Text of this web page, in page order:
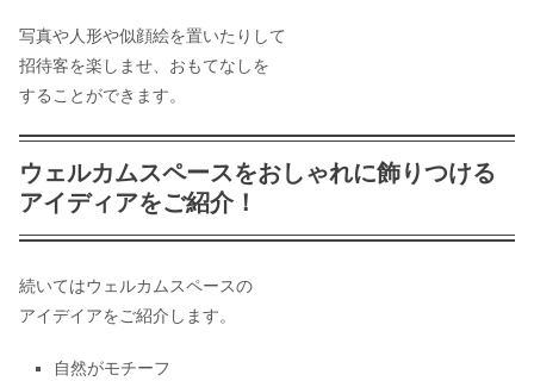
婚式の招待マナーを徹底解説
結婚式の引き出物!数は奇数?偶数どっ
写真や人形や似顔絵を置いたりして
招待客を楽しませ、おもてなしを
することができます。
ウェルカムスペースをおしゃれに飾りつける
アイディアをご紹介！
続いてはウェルカムスペースの
アイデイアをご紹介します。
自然がモチーフ